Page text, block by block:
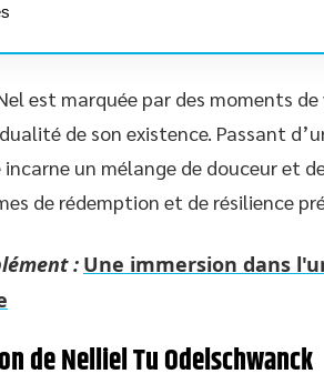
est marquée par des moments
de son existence. Passant
un mélange de douceur et
de rédemption et de résilience
: Une immersion dans
de Nelliel Tu Odelschwanck